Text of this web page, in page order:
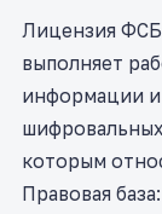
Лицензия ФСБ
выполняет
информации и
которым
Правовая